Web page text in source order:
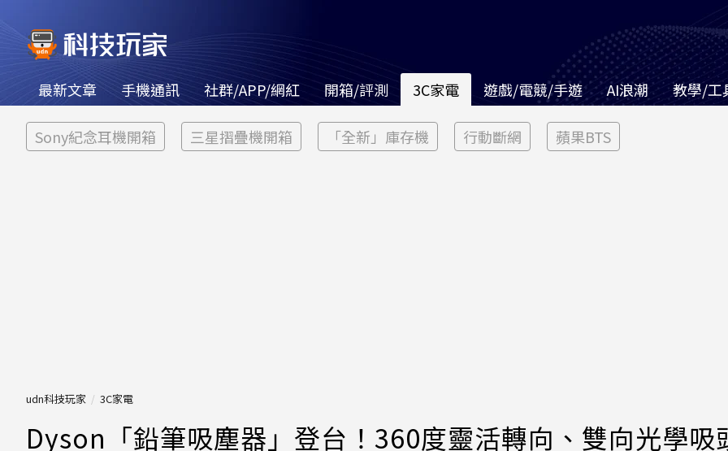
最新文章 手機通訊 社群/APP/網紅 開箱/評測 3C家電 遊戲/電競/手遊 AI浪潮 教學/工
Sony紀念耳機開箱 三星摺疊機開箱 「全新」庫存機 行動斷網 蘋果BTS
udn科技玩家 3C家電
Dyson「鉛筆吸塵器」登台！360度靈活轉向、雙向光學吸